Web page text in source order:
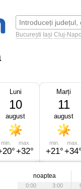
București Iași Cluj-
Luni
10
august
min. max.
+32°
Marți
11
august
min.
+21°
max.
+34°
noaptea
0:00 3:00